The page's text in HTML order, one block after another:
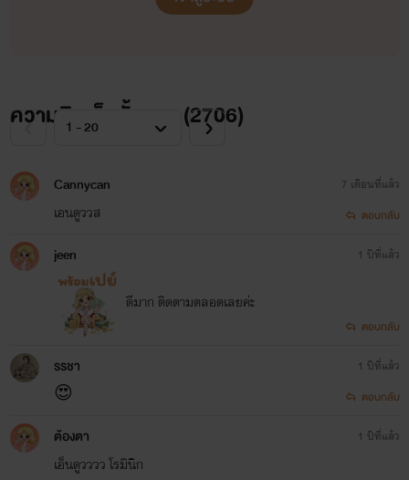
ความคิดเห็นทั้งหมด (2706)
Cannycan
เอนดูววส
7 เดือนที่แล้ว
ตอบกลับ
jeen
ดีมาก ติดตามตลอดเลยค่ะ
1 ปีที่แล้ว
ตอบกลับ
รรชา
😍
1 ปีที่แล้ว
ตอบกลับ
ต้องตา
เอ็นดูวววว โรมินิก
1 ปีที่แล้ว